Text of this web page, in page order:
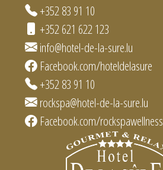
+352 83 91 10
+352 621 622 123
info@hotel-de-la-sure.lu
Facebook.com/hoteldelasure
+352 83 91 10
rockspa@hotel-de-la-sure.lu
Facebook.com/rockspawellness